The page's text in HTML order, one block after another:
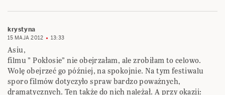
krystyna
15 MAJA 2012 13:33
Asiu,
filmu ” Pokłosie” nie obejrzałam, ale zrobiłam to celowo.
Wolę obejrzeć go później, na spokojnie. Na tym festiwalu
sporo filmów dotyczyło spraw bardzo poważnych,
dramatycznych. Ten także do nich należał. A przy okazji: